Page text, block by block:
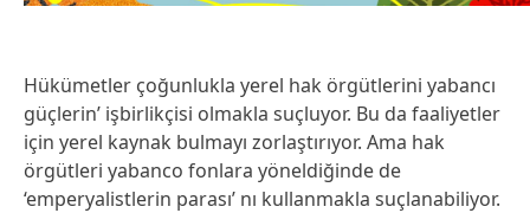
Hükümetler çoğunlukla yerel hak örgütlerini yabancı
güçlerin’ işbirlikçisi olmakla suçluyor. Bu da faaliyetler
için yerel kaynak bulmayı zorlaştırıyor. Ama hak
örgütleri yabanco fonlara yöneldiğinde de
‘emperyalistlerin parası’ nı kullanmakla suçlanabiliyor.